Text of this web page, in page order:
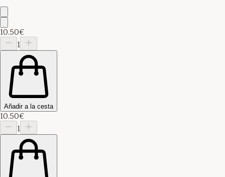
10.50€
1
Añadir a la cesta
10.50€
1